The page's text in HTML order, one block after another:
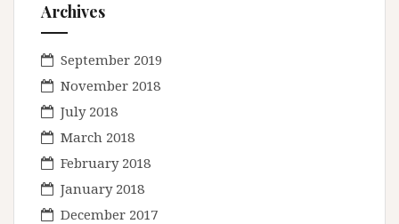
Archives
September 2019
November 2018
July 2018
March 2018
February 2018
January 2018
December 2017